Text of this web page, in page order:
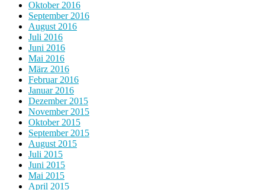
Oktober 2016
September 2016
August 2016
Juli 2016
Juni 2016
Mai 2016
März 2016
Februar 2016
Januar 2016
Dezember 2015
November 2015
Oktober 2015
September 2015
August 2015
Juli 2015
Juni 2015
Mai 2015
April 2015